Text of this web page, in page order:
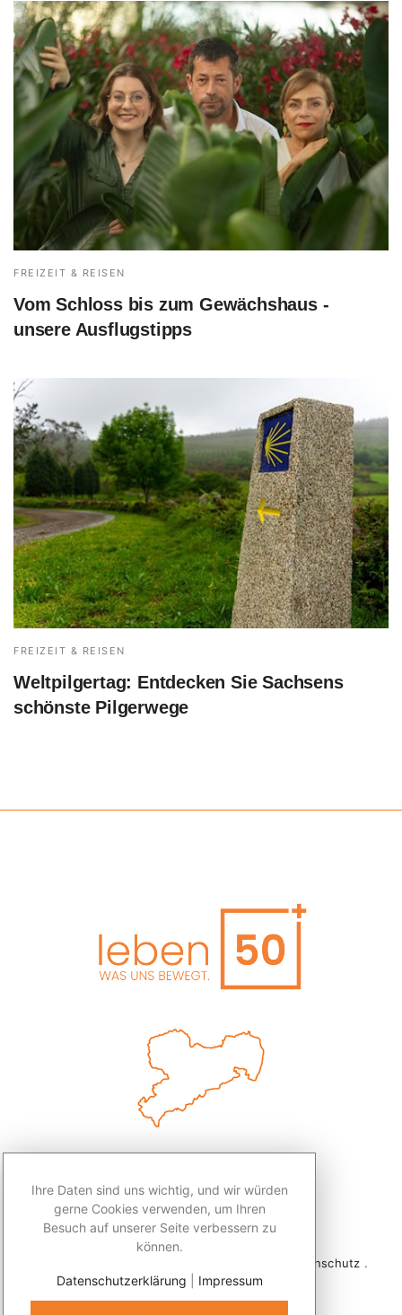
FREIZEIT & REISEN
Vom Schloss bis zum Gewächshaus -
unsere Ausflugstipps
FREIZEIT & REISEN
Weltpilgertag: Entdecken Sie Sachsens
schönste Pilgerwege
Datenschutz .
Kontakt
Ihre Daten sind uns wichtig, und wir würden
gerne Cookies verwenden, um Ihren
Besuch auf unserer Seite verbessern zu
können.
Datenschutzerklärung Impressum